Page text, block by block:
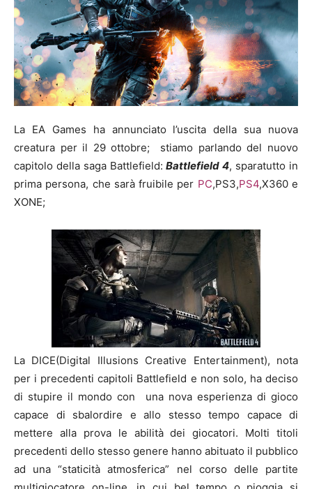
La EA Games ha annunciato l’uscita della sua nuova
creatura per il 29 ottobre; stiamo parlando del nuovo
capitolo della saga Battlefield:Battlefield 4, sparatutto in
prima persona, che sarà fruibile per PC,PS3,PS4,X360 e
XONE;
La DICE(Digital Illusions Creative Entertainment), nota
per i precedenti capitoli Battlefield e non solo, ha deciso
di stupire il mondo con una nova esperienza di gioco
capace di sbalordire e allo stesso tempo capace di
mettere alla prova le abilità dei giocatori. Molti titoli
precedenti dello stesso genere hanno abituato il pubblico
ad una “staticità atmosferica” nel corso delle partite